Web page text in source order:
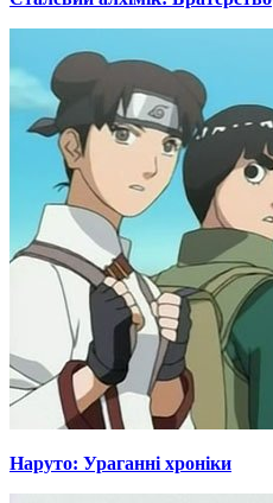
Наруто: Ураганні хроніки